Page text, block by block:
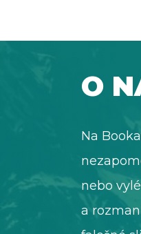
O
Na
nebo
a